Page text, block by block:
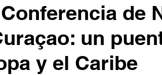
de
un
y el Caribe